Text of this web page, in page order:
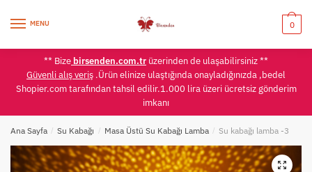
MENU 0
** Bize birsenden.com.tr üzerinden de ulaşabilirsiniz **
Güvenli alış veriş .Ürün elinize ulaştığında onayladığınızda ,bedel
Shopier.com tarafından tahsil edilir.1.000 lira üzeri ücretsiz gönderim
imkanı
Ana Sayfa / Su Kabağı / Masa Üstü Su Kabağı Lamba / Su kabağı lamba -3